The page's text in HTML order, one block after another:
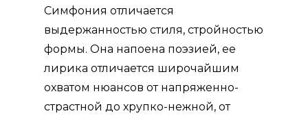
Симфония отличается
выдержанностью стиля, стройностью
формы. Она напоена поэзией, ее
лирика отличается широчайшим
охватом нюан­сов от напряженно-
страстной до хрупко-нежной, от